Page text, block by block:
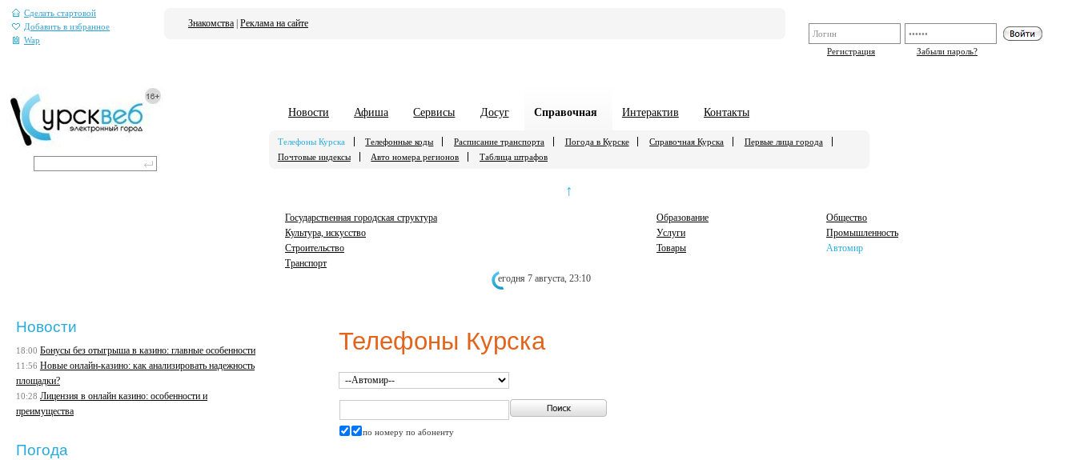
Сделать стартовой
Добавить в избранное
Wap
Регистрация
Забыли пароль?
Знакомства Реклама на сайте
Новости Афиша Сервисы Досуг Справочная Интерактив Контакты
Телефоны Курска Телефонные коды Расписание транспорта Погода в Курске Справочная Курска
Первые лица города
Почтовые индексы
Авто номера регионов Таблица штрафов
↑
Государственная городская структура
Культура, искусство
Строительство
Транспорт
Образование
Услуги
Товары
Общество
Промышленность
Автомир
егодня 7 августа, 23:10
Телефоны Курска
по номерупо абоненту
Новости
18:00 Бонусы без отыгрыша в казино: главные особенности
11:56 Новые онлайн-казино: как анализировать надежность
площадки?
10:28 Лицензия в онлайн казино: особенности и
преимущества
Погода